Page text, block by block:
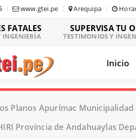
www.gtei.pe Arequipa
FATALES
INGENIERÍA
SUPERVISA TU
TESTIMONIOS Y
Inicio
Planos Apurímac
Provincia de Andahuaylas